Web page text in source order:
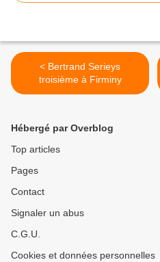
< Bertrand Serieys
troisième à Firminy
Hébergé par Overblog
Top articles
Pages
Contact
Signaler un abus
C.G.U.
Cookies et données personnelles